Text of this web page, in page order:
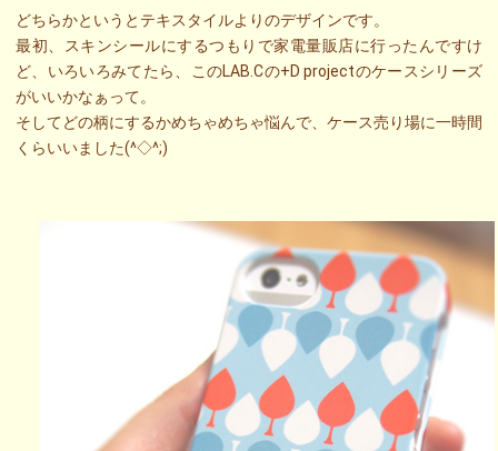
どちらかというとテキスタイルよりのデザインです。
最初、スキンシールにするつもりで家電量販店に行ったんですけ
ど、いろいろみてたら、このLAB.Cの+D projectのケースシリーズ
がいいかなぁって。
そしてどの柄にするかめちゃめちゃ悩んで、ケース売り場に一時間
くらいいました(^◇^;)